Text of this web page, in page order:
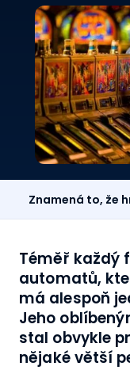
Téměř každý
automatů,
má alespoň
Jeho
stal obvykle
nějaké větší